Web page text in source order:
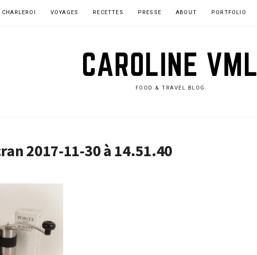
CHARLEROI VOYAGES RECETTES PRESSE ABOUT PORTFOLIO
CAROLINE VML
FOOD & TRAVEL BLOG
2017-11-30 à 14.51.40